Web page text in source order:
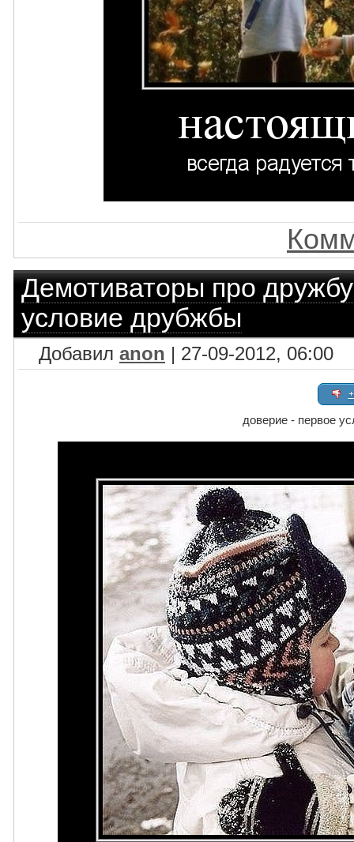
Демотиваторы про дружбу
условие друбжбы
Добавил anon | 27-09-2012, 06:00
доверие - первое